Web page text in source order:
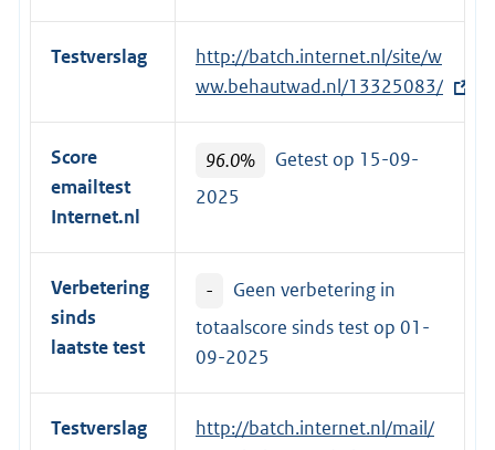
Testverslag
E
x
t
n
n
k
http://batch.internet.nl/site/w
ww.behautwad.nl/13325083/
Score
emailtest
Internet.nl
96.0%
Getest op 15-09-
2025
Verbetering
sinds
laatste test
-
Geen verbetering in
totaalscore sinds test op 01-
09-2025
Testverslag
E
http://batch.internet.nl/mail/